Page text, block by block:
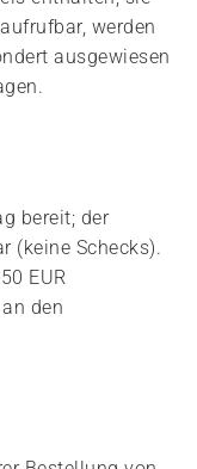
werden
ausgewiesen
bereit; der
(keine Schecks).
EUR
den